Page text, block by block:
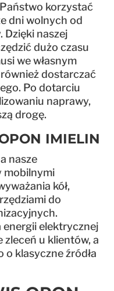
korzystać
dni wolnych od
Dzięki naszej
dużo czasu
we własnym
również dostarczać
Po dotarciu
naprawy,
drogę.
IMIELIN
nasze
mobilnymi
kół,
do
energii elektrycznej
u klientów, a
o klasyczne źródła